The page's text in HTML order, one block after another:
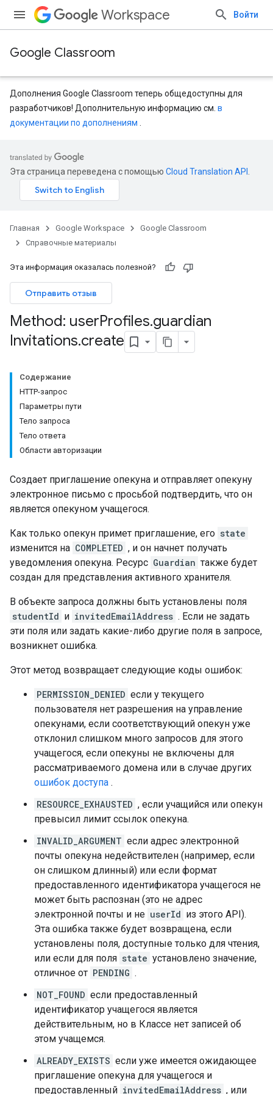
Workspace Войти
Google Classroom
Дополнения Google Classroom теперь общедоступны для
разработчиков! Дополнительную информацию см. в
документации по дополнениям
Эта страница переведена с помощью Cloud Translation API
Главная Google Workspace
Google Classroom
Справочные материалы
Эта информация оказалась полезной?
Отправить отзыв
Method: userProfiles.guardian
Invitations.create
Содержание
HTTP-запрос
Параметры пути
Тело запроса
Тело ответа
Области авторизации
Создает приглашение опекуна и отправляет опекуну
электронное письмо с просьбой подтвердить, что он
является опекуном учащегося.
Как только опекун примет приглашение, его state
изменится на COMPLETED , и он начнет получать
уведомления опекуна. Ресурс Guardian также будет
создан для представления активного хранителя.
В объекте запроса должны быть установлены поля
studentId и invitedEmailAddress . Если не задать
эти поля или задать какие-либо другие поля в запросе,
возникнет ошибка.
Этот метод возвращает следующие коды ошибок:
PERMISSION_DENIED если у текущего
пользователя нет разрешения на управление
опекунами, если соответствующий опекун уже
отклонил слишком много запросов для этого
учащегося, если опекуны не включены для
рассматриваемого домена или в случае других
ошибок доступа .
RESOURCE_EXHAUSTED , если учащийся или опекун
превысил лимит ссылок опекуна.
INVALID_ARGUMENT если адрес электронной
почты опекуна недействителен (например, если
он слишком длинный) или если формат
предоставленного идентификатора учащегося не
может быть распознан (это не адрес
электронной почты и не userId из этого API).
Эта ошибка также будет возвращена, если
установлены поля, доступные только для чтения,
или если для поля state установлено значение,
отличное от PENDING .
NOT_FOUND если предоставленный
идентификатор учащегося является
действительным, но в Классе нет записей об
этом учащемся.
ALREADY_EXISTS если уже имеется ожидающее
приглашение опекуна для учащегося и
предоставленный invitedEmailAddress , или